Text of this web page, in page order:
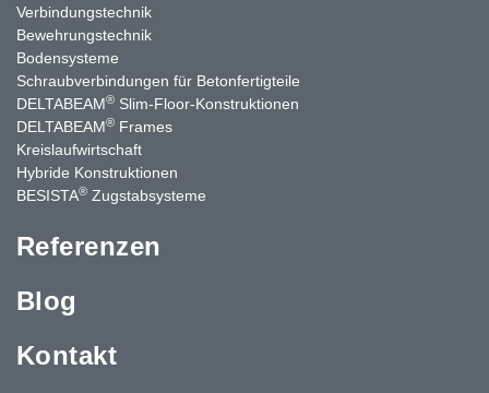
Verbindungstechnik
Bewehrungstechnik
Bodensysteme
Schraubverbindungen für Betonfertigteile
DELTABEAM® Slim-Floor-Konstruktionen
DELTABEAM® Frames
Kreislaufwirtschaft
Hybride Konstruktionen
BESISTA® Zugstabsysteme
Referenzen
Blog
Kontakt